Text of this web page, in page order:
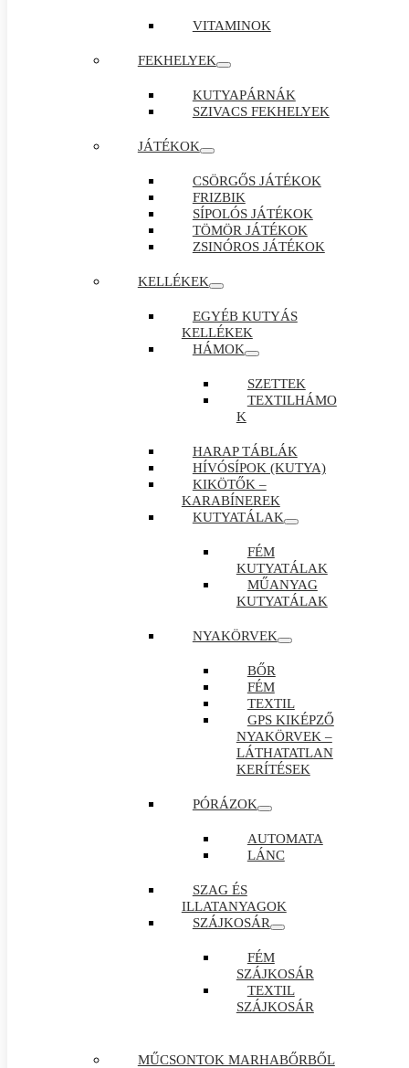
VITAMINOK
FEKHELYEK
KUTYAPÁRNÁK
SZIVACS FEKHELYEK
JÁTÉKOK
CSÖRGŐS JÁTÉKOK
FRIZBIK
SÍPOLÓS JÁTÉKOK
TÖMÖR JÁTÉKOK
ZSINÓROS JÁTÉKOK
KELLÉKEK
EGYÉB KUTYÁS
KELLÉKEK
HÁMOK
SZETTEK
TEXTILHÁMO
K
HARAP TÁBLÁK
HÍVÓSÍPOK (KUTYA)
KIKÖTŐK –
KARABÍNEREK
KUTYATÁLAK
FÉM
KUTYATÁLAK
MŰANYAG
KUTYATÁLAK
NYAKÖRVEK
BŐR
FÉM
TEXTIL
GPS KIKÉPZŐ
NYAKÖRVEK –
LÁTHATATLAN
KERÍTÉSEK
PÓRÁZOK
AUTOMATA
LÁNC
SZAG ÉS
ILLATANYAGOK
SZÁJKOSÁR
FÉM
SZÁJKOSÁR
TEXTIL
SZÁJKOSÁR
MŰCSONTOK MARHABŐRBŐL